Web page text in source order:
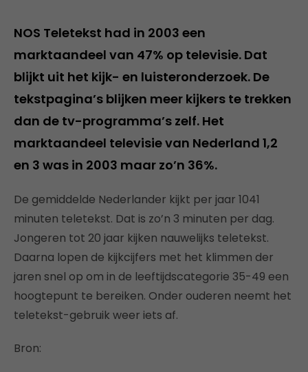
NOS Teletekst had in 2003 een
marktaandeel van 47% op televisie. Dat
blijkt uit het kijk- en luisteronderzoek. De
tekstpagina’s blijken meer kijkers te trekken
dan de tv-programma’s zelf. Het
marktaandeel televisie van Nederland 1,2
en 3 was in 2003 maar zo’n 36%.
De gemiddelde Nederlander kijkt per jaar 1041
minuten teletekst. Dat is zo’n 3 minuten per dag.
Jongeren tot 20 jaar kijken nauwelijks teletekst.
Daarna lopen de kijkcijfers met het klimmen der
jaren snel op om in de leeftijdscategorie 35-49 een
hoogtepunt te bereiken. Onder ouderen neemt het
teletekst-gebruik weer iets af.
Bron: